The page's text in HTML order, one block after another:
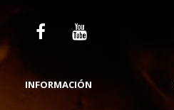
INFORMACIÓN